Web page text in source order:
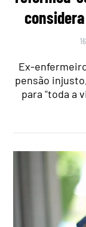
Ex-
pensão
para "toda a